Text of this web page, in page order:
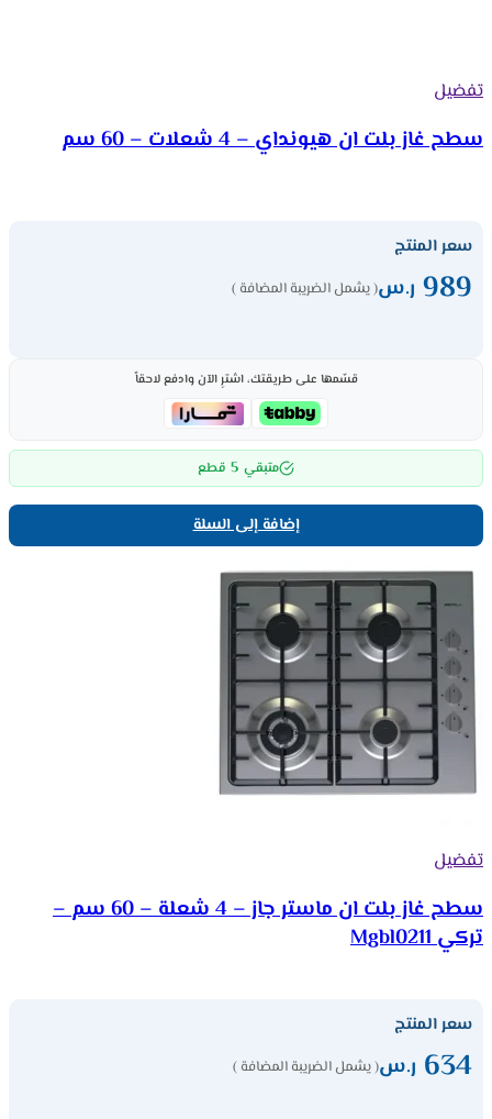
تفضيل
سطح غاز بلت ان هيونداي – 4 شعلات – 60 سم
سعر المنتج
989 ر.س( يشمل الضريبة المضافة )
قسّمها على طريقتك، اشترِ الآن وادفع لاحقاً
متبقي 5 قطع
إضافة إلى السلة
تفضيل
سطح غاز بلت ان ماستر جاز – 4 شعلة – 60 سم –
تركي Mgbl0211
سعر المنتج
634 ر.س( يشمل الضريبة المضافة )